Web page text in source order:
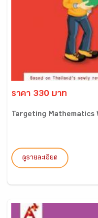
ราคา 330 บาท
Targeting Mathematics
ดูรายละเอียด